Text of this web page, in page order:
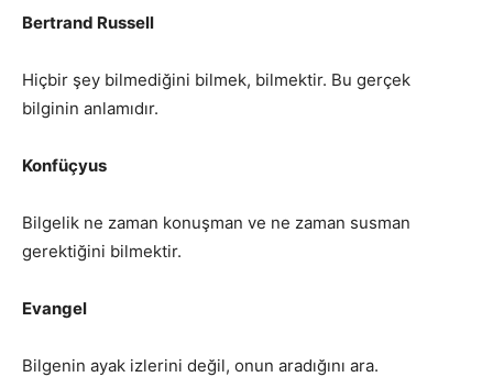
Bertrand Russell
Hiçbir şey bilmediğini bilmek, bilmektir. Bu gerçek
bilginin anlamıdır.
Konfüçyus
Bilgelik ne zaman konuşman ve ne zaman susman
gerektiğini bilmektir.
Evangel
Bilgenin ayak izlerini değil, onun aradığını ara.